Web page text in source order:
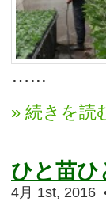
…...
» 続きを読
ひと苗ひ
4月 1st, 2016